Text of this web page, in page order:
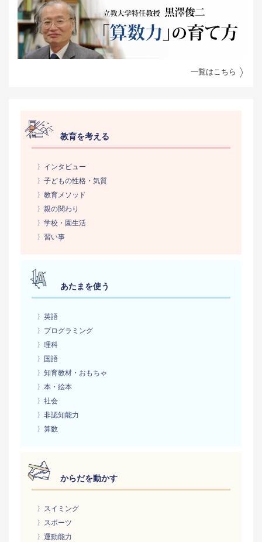
一覧はこちら
教育を考える
〉インタビュー
〉子どもの性格・気質
〉教育メソッド
〉親の関わり
〉学校・園生活
〉習い事
あたまを使う
〉英語
〉プログラミング
〉理科
〉国語
〉知育教材・おもちゃ
〉本・絵本
〉社会
〉非認知能力
〉算数
からだを動かす
〉スイミング
〉スポーツ
〉運動能力